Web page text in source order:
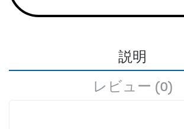
説明
レビュー (0)